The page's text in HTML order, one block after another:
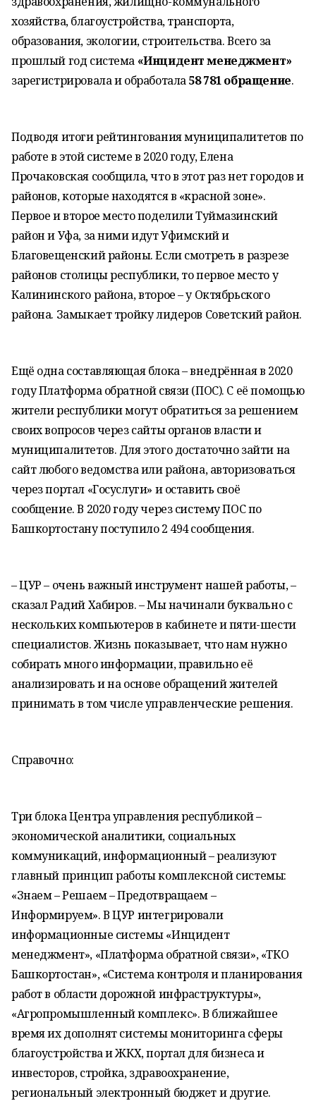
хозяйства, благоустройства, транспорта,
образования, экологии, строительства. Всего за
прошлый год система «Инцидент менеджмент»
зарегистрировала и обработала58 781 обращение.
Подводя итоги рейтингования муниципалитетов по
работе в этой системе в 2020 году, Елена
Прочаковская сообщила, что в этот раз нет городов и
районов, которые находятся в «красной зоне».
Первое и второе место поделили Туймазинский
район и Уфа, за ними идут Уфимский и
Благовещенский районы. Если смотреть в разрезе
районов столицы республики, то первое место у
Калининского района, второе – у Октябрьского
района. Замыкает тройку лидеров Советский район.
Ещё одна составляющая блока – внедрённая в 2020
году Платформа обратной связи (ПОС). С её помощью
жители республики могут обратиться за решением
своих вопросов через сайты органов власти и
муниципалитетов. Для этого достаточно зайти на
сайт любого ведомства или района, авторизоваться
через портал «Госуслуги» и оставить своё
сообщение. В 2020 году через систему ПОС по
Башкортостану поступило 2 494 сообщения.
– ЦУР – очень важный инструмент нашей работы, –
сказал Радий Хабиров. – Мы начинали буквально с
нескольких компьютеров в кабинете и пяти-шести
специалистов. Жизнь показывает, что нам нужно
собирать много информации, правильно её
анализировать и на основе обращений жителей
принимать в том числе управленческие решения.
Справочно:
Три блока Центра управления республикой –
экономической аналитики, социальных
коммуникаций, информационный – реализуют
главный принцип работы комплексной системы:
«Знаем – Решаем – Предотвращаем –
Информируем». В ЦУР интегрировали
информационные системы «Инцидент
менеджмент», «Платформа обратной связи», «ТКО
Башкортостан», «Система контроля и планирования
работ в области дорожной инфраструктуры»,
«Агропромышленный комплекс». В ближайшее
время их дополнят системы мониторинга сферы
благоустройства и ЖКХ, портал для бизнеса и
инвесторов, стройка, здравоохранение,
региональный электронный бюджет и другие.